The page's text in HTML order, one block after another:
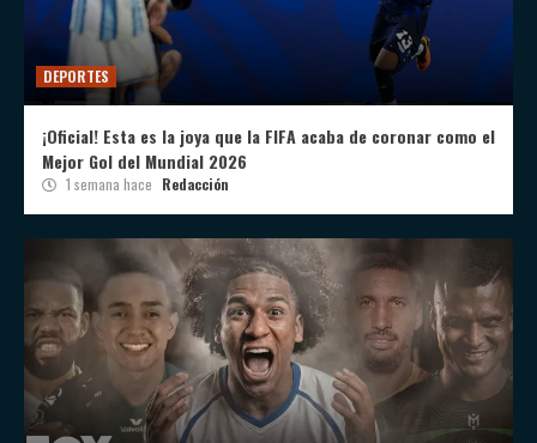
DEPORTES
¡Oficial! Esta es la joya que la FIFA acaba de coronar como el
Mejor Gol del Mundial 2026
1 semana hace Redacción